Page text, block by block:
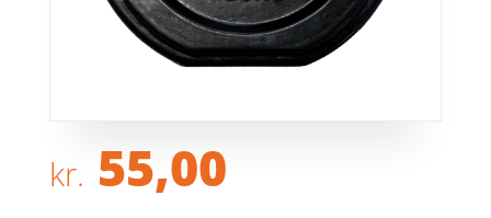
kr. 55,00